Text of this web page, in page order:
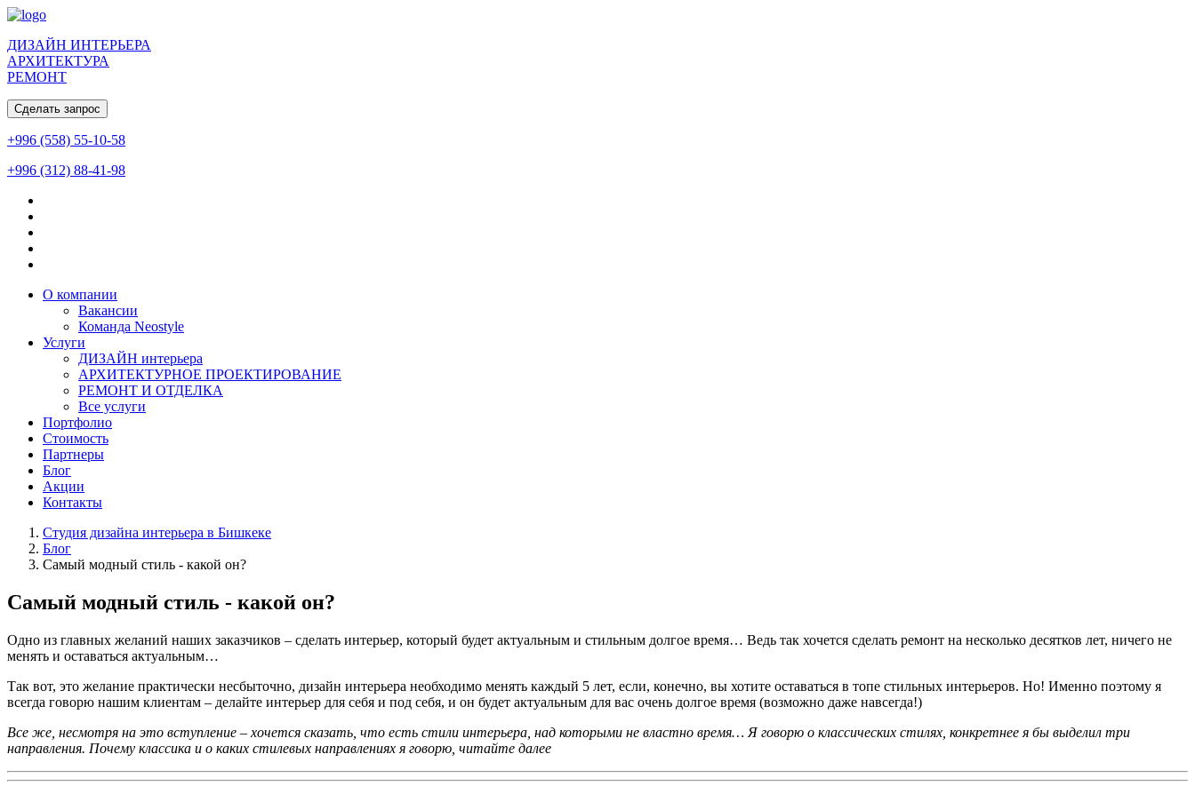
ДИЗАЙН ИНТЕРЬЕРА
АРХИТЕКТУРА
РЕМОНТ
Сделать запрос
+996 (558) 55-10-58
+996 (312) 88-41-98
О компании
Вакансии
Команда Neostyle
Услуги
ДИЗАЙН интерьера
АРХИТЕКТУРНОЕ ПРОЕКТИРОВАНИЕ
РЕМОНТ И ОТДЕЛКА
Все услуги
Портфолио
Стоимость
Партнеры
Блог
Акции
Контакты
Студия дизайна интерьера в Бишкеке
Блог
Самый модный стиль - какой он?
Самый модный стиль - какой он?
Одно из главных желаний наших заказчиков – сделать интерьер, который будет актуальным и стильным долгое время… Ведь так хочется сделать ремонт на несколько десятков лет, ничего не
менять и оставаться актуальным…
Так вот, это желание практически несбыточно, дизайн интерьера необходимо менять каждый 5 лет, если, конечно, вы хотите оставаться в топе стильных интерьеров. Но! Именно поэтому я
всегда говорю нашим клиентам – делайте интерьер для себя и под себя, и он будет актуальным для вас очень долгое время (возможно даже навсегда!)
Все же, несмотря на это вступление – хочется сказать, что есть стили интерьера, над которыми не властно время… Я говорю о классических стилях, конкретнее я бы выделил три
направления. Почему классика и о каких стилевых направлениях я говорю, читайте далее